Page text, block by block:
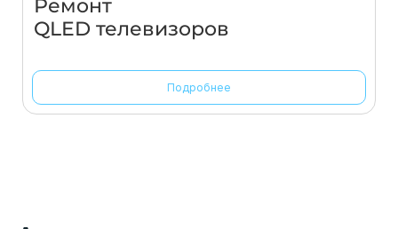
Ремонт
QLED телевизоров
Подробнее